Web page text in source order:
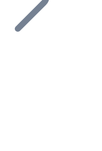
e
al nostro servizio di